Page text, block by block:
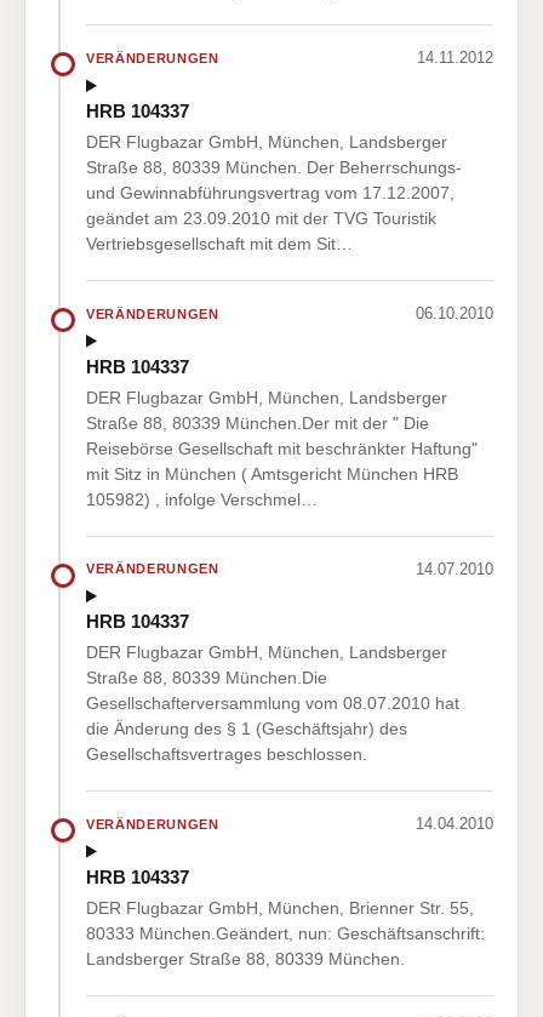
VERÄNDERUNGEN 14.11.2012
HRB 104337
DER Flugbazar GmbH, München, Landsberger
Straße 88, 80339 München. Der Beherrschungs-
und Gewinnabführungsvertrag vom 17.12.2007,
geändet am 23.09.2010 mit der TVG Touristik
Vertriebsgesellschaft mit dem Sit…
VERÄNDERUNGEN 06.10.2010
HRB 104337
DER Flugbazar GmbH, München, Landsberger
Straße 88, 80339 München.Der mit der " Die
Reisebörse Gesellschaft mit beschränkter Haftung"
mit Sitz in München ( Amtsgericht München HRB
105982) , infolge Verschmel…
VERÄNDERUNGEN 14.07.2010
HRB 104337
DER Flugbazar GmbH, München, Landsberger
Straße 88, 80339 München.Die
Gesellschafterversammlung vom 08.07.2010 hat
die Änderung des § 1 (Geschäftsjahr) des
Gesellschaftsvertrages beschlossen.
VERÄNDERUNGEN 14.04.2010
HRB 104337
DER Flugbazar GmbH, München, Brienner Str. 55,
80333 München.Geändert, nun: Geschäftsanschrift:
Landsberger Straße 88, 80339 München.